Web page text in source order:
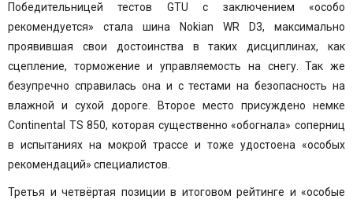
Победительницей тестов GTU с заключением «особо
рекомендуется» стала шина
Nokian WR D3, максимально
проявившая свои достоинства в таких дисциплинах, как
сцепление, торможение и управляемость на снегу. Так же
безупречно справилась она и с тестами на безопасность на
влажной и сухой дороге. Второе место присуждено немке
Continental TS 850, которая существенно «обогнала» соперниц
в испытаниях на мокрой трассе и тоже удостоена «особых
рекомендаций» специалистов.
Третья и четвёртая позиции в итоговом рейтинге и «особые